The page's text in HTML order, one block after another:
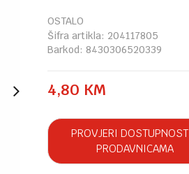
OSTALO
Šifra artikla: 204117805
Barkod: 8430306520339
4,80 KM
PROVJERI
PRODAVNICAMA